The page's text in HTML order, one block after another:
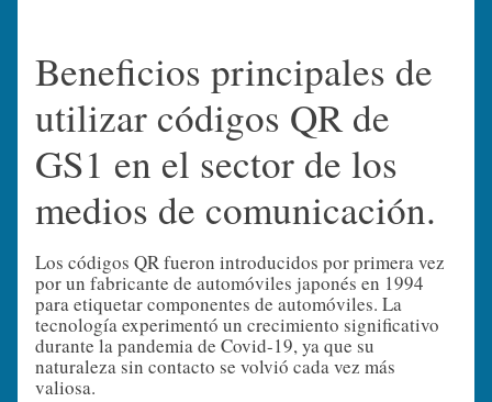
Beneficios principales de
utilizar códigos QR de
GS1 en el sector de los
medios de comunicación.
Los códigos QR fueron introducidos por primera vez
por un fabricante de automóviles japonés en 1994
para etiquetar componentes de automóviles. La
tecnología experimentó un crecimiento significativo
durante la pandemia de Covid-19, ya que su
naturaleza sin contacto se volvió cada vez más
valiosa.